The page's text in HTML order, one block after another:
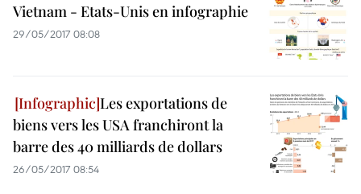
Vietnam - Etats-Unis en infographie
29/05/2017 08:08
Les exportations de
biens vers les USA franchiront la
barre des 40 milliards de dollars
26/05/2017 08:54